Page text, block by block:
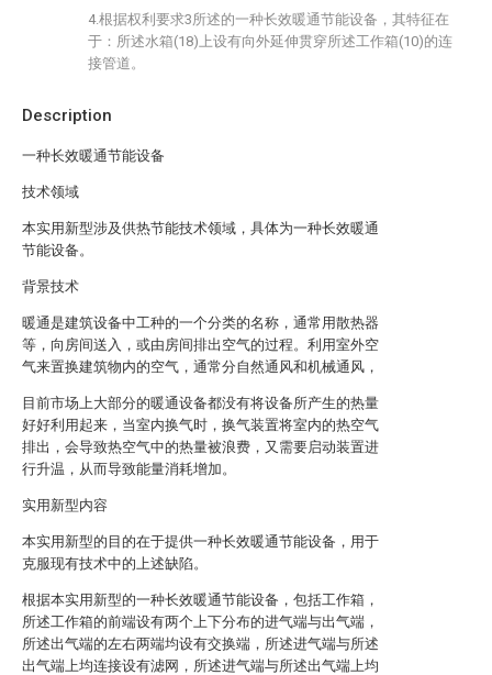
Description
一种长效暖通节能设备
技术领域
本实用新型涉及供热节能技术领域，具体为一种长效暖通
节能设备。
背景技术
暖通是建筑设备中工种的一个分类的名称，通常用散热器
等，向房间送入，或由房间排出空气的过程。利用室外空
气来置换建筑物内的空气，通常分自然通风和机械通风，
目前市场上大部分的暖通设备都没有将设备所产生的热量
好好利用起来，当室内换气时，换气装置将室内的热空气
排出，会导致热空气中的热量被浪费，又需要启动装置进
行升温，从而导致能量消耗增加。
实用新型内容
本实用新型的目的在于提供一种长效暖通节能设备，用于
克服现有技术中的上述缺陷。
根据本实用新型的一种长效暖通节能设备，包括工作箱，
所述工作箱的前端设有两个上下分布的进气端与出气端，
所述出气端的左右两端均设有交换端，所述进气端与所述
出气端上均连接设有滤网，所述进气端与所述出气端上均
4.根据权利要求3所述的一种长效暖通节能设备，其特征在
于：所述水箱(18)上设有向外延伸贯穿所述工作箱(10)的连
接管道。